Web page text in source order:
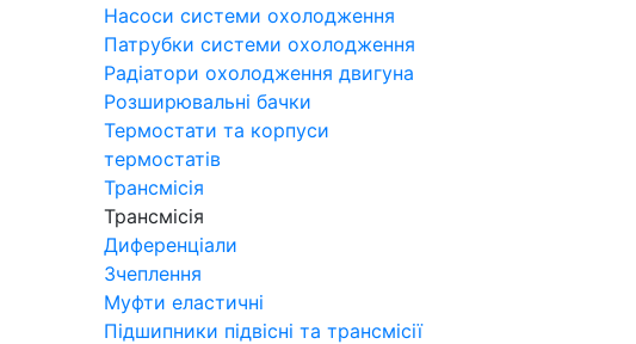
Насоси системи охолодження
Патрубки системи охолодження
Радіатори охолодження двигуна
Розширювальні бачки
Термостати та корпуси
термостатів
Трансмісія
Трансмісія
Диференціали
Зчеплення
Муфти еластичні
Підшипники підвісні та трансмісії